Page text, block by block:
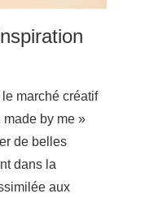
marché créatif
by me »
de belles
dans la
aux